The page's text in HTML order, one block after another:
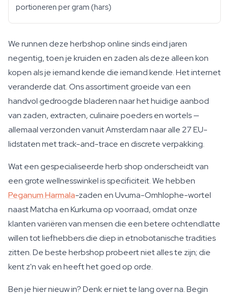
portioneren per gram (hars)
We runnen deze herbshop online sinds eind jaren
negentig, toen je kruiden en zaden als deze alleen kon
kopen als je iemand kende die iemand kende. Het internet
veranderde dat. Ons assortiment groeide van een
handvol gedroogde bladeren naar het huidige aanbod
van zaden, extracten, culinaire poeders en wortels —
allemaal verzonden vanuit Amsterdam naar alle 27 EU-
lidstaten met track-and-trace en discrete verpakking.
Wat een gespecialiseerde herb shop onderscheidt van
een grote wellnesswinkel is specificiteit. We hebben
Peganum Harmala-zaden en Uvuma-Omhlophe-wortel
naast Matcha en Kurkuma op voorraad, omdat onze
klanten variëren van mensen die een betere ochtendlatte
willen tot liefhebbers die diep in etnobotanische tradities
zitten. De beste herbshop probeert niet alles te zijn; die
kent z'n vak en heeft het goed op orde.
Ben je hier nieuw in? Denk er niet te lang over na. Begin